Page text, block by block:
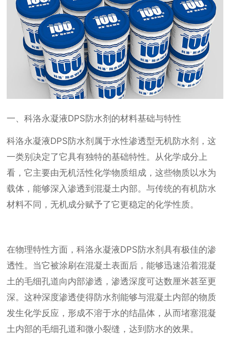
一、科洛永凝液DPS防水剂的材料基础与特性
科洛永凝液DPS防水剂属于水性渗透型无机防水剂，这
一类别决定了它具有独特的基础特性。从化学成分上
看，它主要由无机活性化学物质组成，这些物质以水为
载体，能够深入渗透到混凝土内部。与传统的有机防水
材料不同，无机成分赋予了它更稳定的化学性质。
在物理特性方面，科洛永凝液DPS防水剂具有极佳的渗
透性。当它被涂刷在混凝土表面后，能够迅速沿着混凝
土的毛细孔道向内部渗透，渗透深度可达数厘米甚至更
深。这种深度渗透使得防水剂能够与混凝土内部的物质
发生化学反应，形成不溶于水的结晶体，从而堵塞混凝
土内部的毛细孔道和微小裂缝，达到防水的效果。